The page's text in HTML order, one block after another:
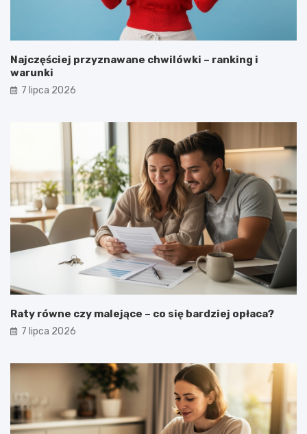
Najczęściej przyznawane chwilówki – ranking i
warunki
7 lipca 2026
Raty równe czy malejące – co się bardziej opłaca?
7 lipca 2026